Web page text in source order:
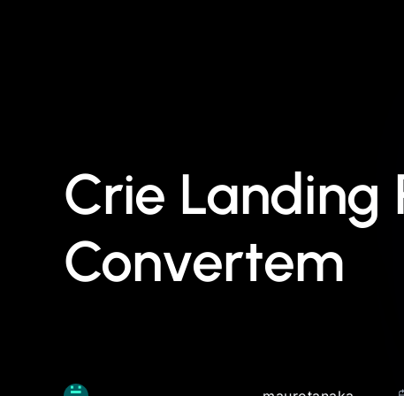
Crie Landing
Convertem